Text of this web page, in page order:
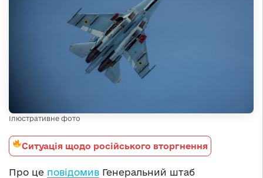
Ілюстративне фото
Ситуація щодо російського вторгнення
Про це повідомив Генеральний штаб